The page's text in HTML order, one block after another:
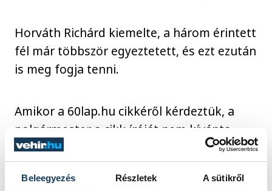
Beleegyezés Részletek A sütikről
Horváth Richárd kiemelte, a három érintett
fél már többször egyeztetett, és ezt ezután
is meg fogja tenni.
Amikor a 60lap.hu cikkéről kérdeztük, a
polgármester a cikk íróját nem kívánta
minősíteni, azt viszont hangsúlyozta, hogy
sem a Bíró József által belekevert híd, sem
a földút nem része a projektnek.